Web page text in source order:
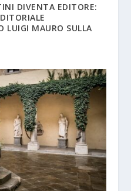
DIVENTA EDITORE:
LUIGI MAURO SULLA